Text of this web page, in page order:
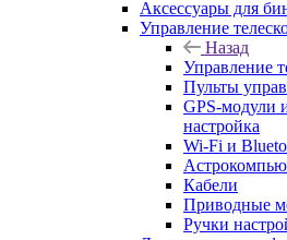
Аксессуары для
Управление
Назад
Управление
Пульты
GPS-модули
настройка
Wi-Fi и
Кабели
Приводные
Ручки